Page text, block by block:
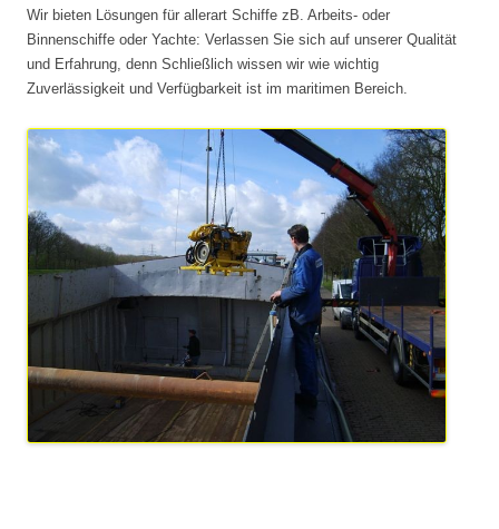
Wir bieten Lösungen für allerart Schiffe zB. Arbeits- oder
Binnenschiffe oder Yachte: Verlassen Sie sich auf unserer Qualität
und Erfahrung, denn Schließlich wissen wir wie wichtig
Zuverlässigkeit und Verfügbarkeit ist im maritimen Bereich.